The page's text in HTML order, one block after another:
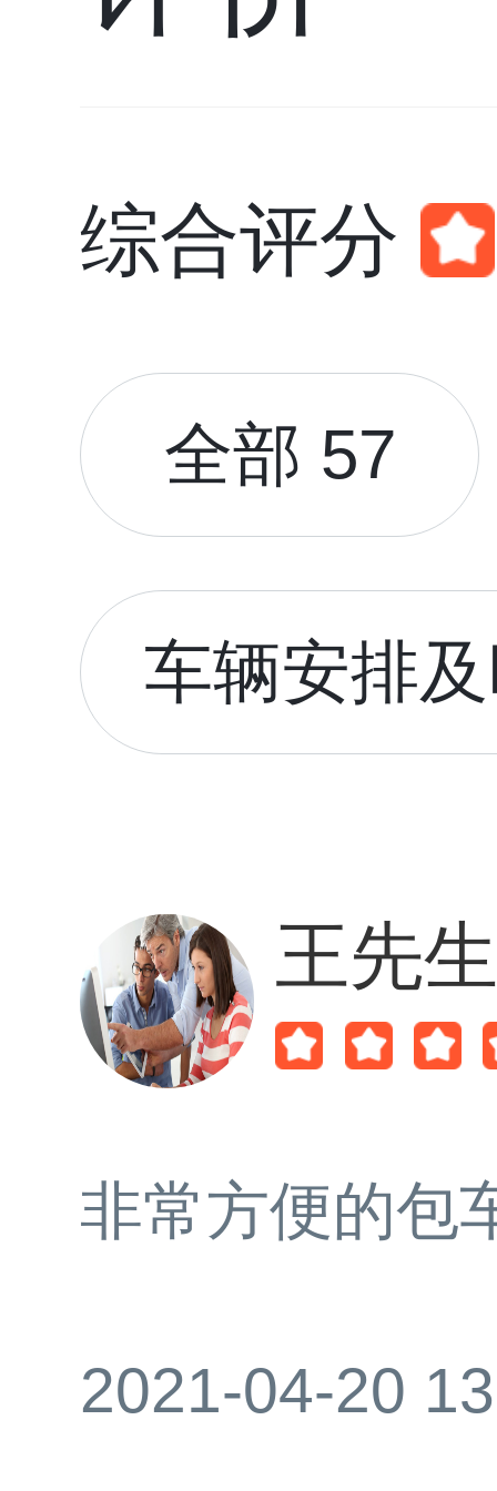
综合评分
全部 57
车辆安排
王先
非常方便的包
2021-04-20